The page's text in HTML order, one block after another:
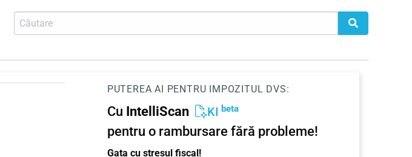
PUTEREA AI PENTRU IMPOZITUL DVS:
Cu IntelliScan KI beta
pentru o rambursare fără probleme!
Gata cu stresul fiscal!